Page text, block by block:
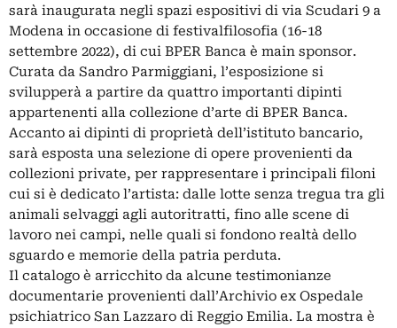
sarà inaugurata negli spazi espositivi di via Scudari 9 a
Modena in occasione di festivalfilosofia (16-18
settembre 2022), di cui BPER Banca è main sponsor.
Curata da Sandro Parmiggiani, l’esposizione si
svilupperà a partire da quattro importanti dipinti
appartenenti alla collezione d’arte di BPER Banca.
Accanto ai dipinti di proprietà dell’istituto bancario,
sarà esposta una selezione di opere provenienti da
collezioni private, per rappresentare i principali filoni
cui si è dedicato l’artista: dalle lotte senza tregua tra gli
animali selvaggi agli autoritratti, fino alle scene di
lavoro nei campi, nelle quali si fondono realtà dello
sguardo e memorie della patria perduta.
Il catalogo è arricchito da alcune testimonianze
documentarie provenienti dall’Archivio ex Ospedale
psichiatrico San Lazzaro di Reggio Emilia. La mostra è